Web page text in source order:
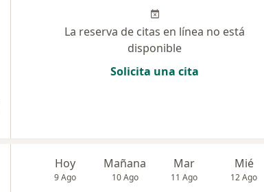
La reserva de citas en línea no está
disponible
Solicita una cita
Hoy
9 Ago
Mañana
10 Ago
Mar
11 Ago
Mié
12 Ago